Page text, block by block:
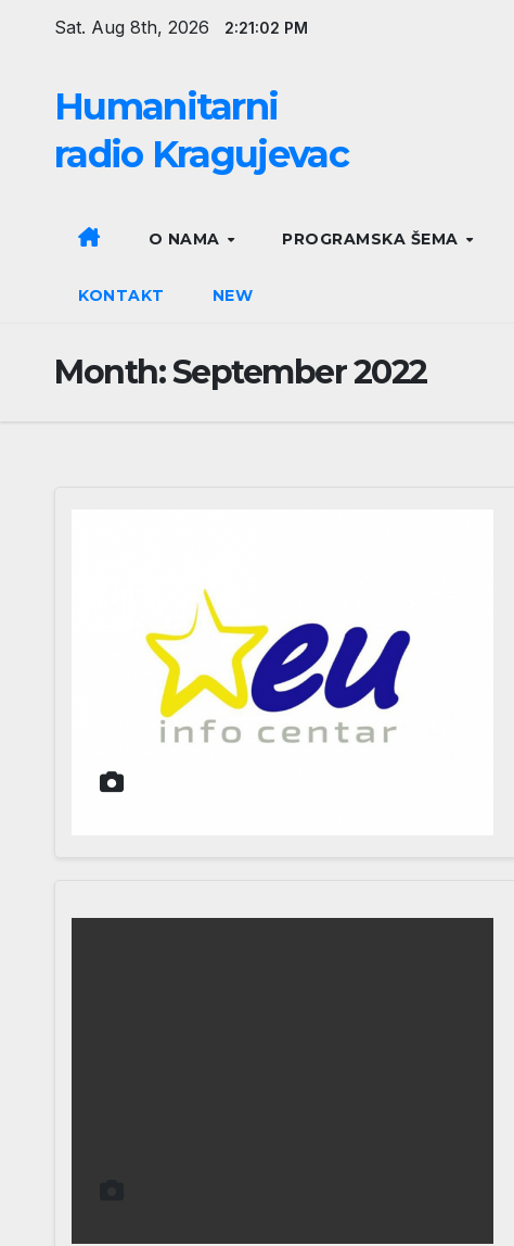
Sat. Aug 8th, 2026 2:21:03 PM
Humanitarni
radio Kragujevac
O NAMA PROGRAMSKA ŠEMA
KONTAKT NEW
Month:September 2022